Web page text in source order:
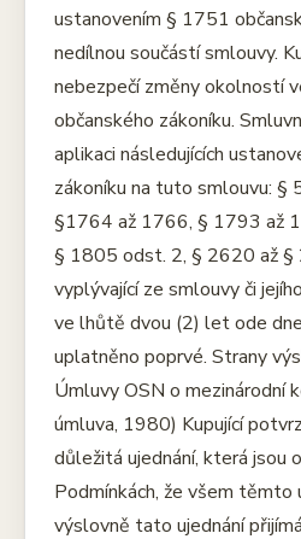
ustanovením § 1751
nedílnou součástí smlouvy.
nebezpečí změny okolností
občanského zákoníku.
aplikaci následujících
zákoníku na tuto smlouvu:
§1764 až 1766, § 1793 až
§ 1805 odst. 2, § 2620 až §
vyplývající ze smlouvy či
ve lhůtě dvou (2) let ode
uplatněno poprvé. Strany
Úmluvy OSN o mezinárodní
úmluva, 1980) Kupující
důležitá ujednání, která jsou
Podmínkách, že všem těmto
výslovně tato ujednání